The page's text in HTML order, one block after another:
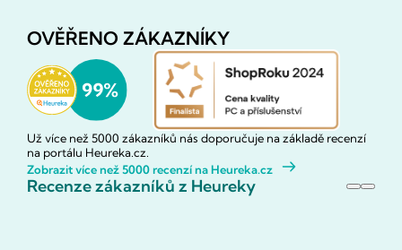
OVĚŘENO ZÁKAZNÍKY
Už více než 5000 zákazníků nás doporučuje na základě recenzí
na portálu Heureka.cz.
Zobrazit více než 5000 recenzí na Heureka.cz
Recenze zákazníků z Heureky